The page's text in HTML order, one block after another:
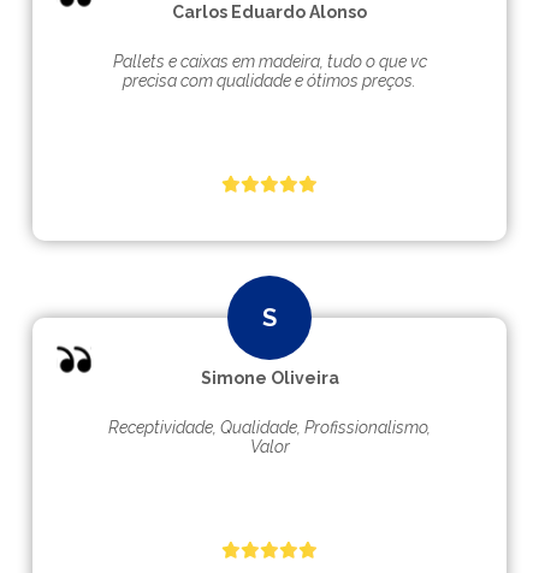
Carlos Eduardo Alonso
Pallets e caixas em madeira, tudo o que vc
precisa com qualidade e ótimos preços.
Simone Oliveira
Receptividade, Qualidade, Profissionalismo,
Valor